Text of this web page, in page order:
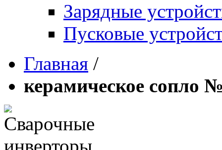
Зарядные
Пусковые
Главная /
керамическое сопло